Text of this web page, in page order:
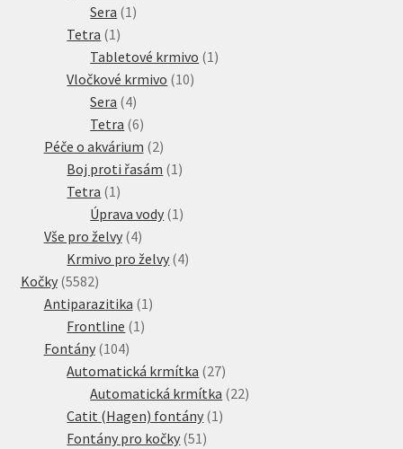
Sera 1 1
Tetra 1 1
produkt
Tabletové krmivo 1 1
Vločkové krmivo 1010
Sera 44
produkty
Tetra 66
produktů
Péče o akvárium 22
produkty
Boj proti řasám 1 1
Tetra 1 1
produkt
Úprava vody 1 1
Vše pro želvy 44
produkty
Krmivo pro želvy 44
Kočky 55825582
produktů
Antiparazitika 1 1
Frontline 1 1
Fontány 104104
produktů
Automatická krmítka 2727
produktů
Automatická krmítka 2222
Catit (Hagen) fontány 1 1
Fontány pro kočky 51 51